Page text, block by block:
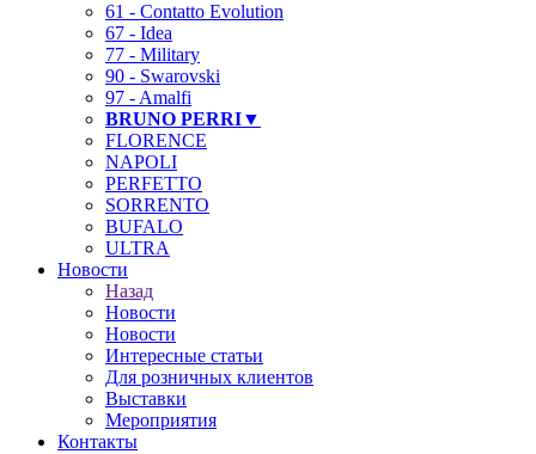
61 - Contatto Evolution
67 - Idea
77 - Military
90 - Swarovski
97 - Amalfi
BRUNO PERRI▼
FLORENCE
NAPOLI
PERFETTO
SORRENTO
BUFALO
ULTRA
Новости
Назад
Новости
Новости
Интересные статьи
Для розничных клиентов
Выставки
Мероприятия
Контакты